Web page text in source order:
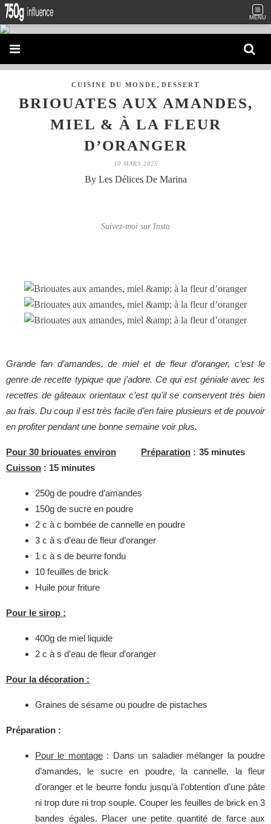
MENU
CUISINE DU MONDE , DESSERT
BRIOUATES AUX AMANDES,
MIEL & À LA FLEUR
D’ORANGER
10 MARS 2025
By Les Délices De Marina
Suivez-moi sur Insta
Grande fan d’amandes, de miel et de fleur d’oranger, c’est le
genre de recette typique que j’adore. Ce qui est géniale avec les
recettes de gâteaux orientaux c’est qu’il se conservent très bien
au frais. Du coup il est très facile d’en faire plusieurs et de pouvoir
en profiter pendant une bonne semaine voir plus.
Pour 30 briouates environ Préparation : 35 minutes
Cuisson : 15 minutes
250g de poudre d’amandes
150g de sucre en poudre
2 c à c bombée de cannelle en poudre
3 c à s d’eau de fleur d’oranger
1 c à s de beurre fondu
10 feuilles de brick
Huile pour friture
Pour le sirop :
400g de miel liquide
2 c à s d’eau de fleur d’oranger
Pour la décoration :
Graines de sésame ou poudre de pistaches
Préparation :
Pour le montage: Dans un saladier mélanger la poudre
d’amandes, le sucre en poudre, la cannelle, la fleur
d’oranger et le beurre fondu jusqu’à l’obtention d’une pâte
ni trop dure ni trop souple. Couper les feuilles de brick en 3
bandes égales. Placer une petite quantité de farce aux